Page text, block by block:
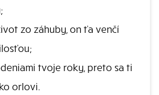
zo záhuby, on ťa venčí
tvoje roky, preto sa ti
orlovi.